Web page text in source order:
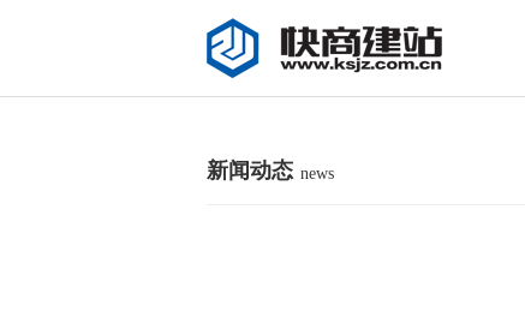
新闻动态 news